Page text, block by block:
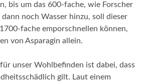
bis um das 600-fache, wie Forscher
noch Wasser hinzu, soll dieser
fache emporschnellen können,
von Asparagin allein.
unser Wohlbefinden ist dabei, dass
gilt. Laut einem